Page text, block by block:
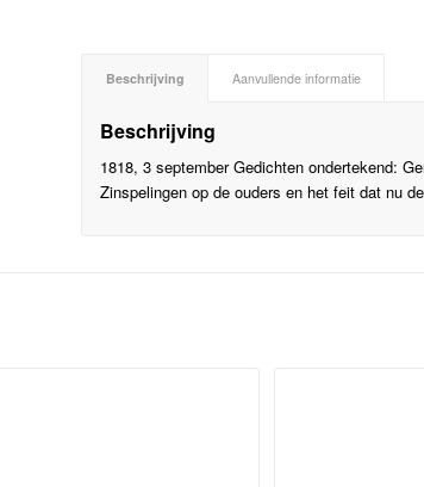
Beschrijving Aanvullende informatie
Beschrijving
1818, 3 september Gedichten ondertekend:
Zinspelingen op de ouders en het feit dat nu